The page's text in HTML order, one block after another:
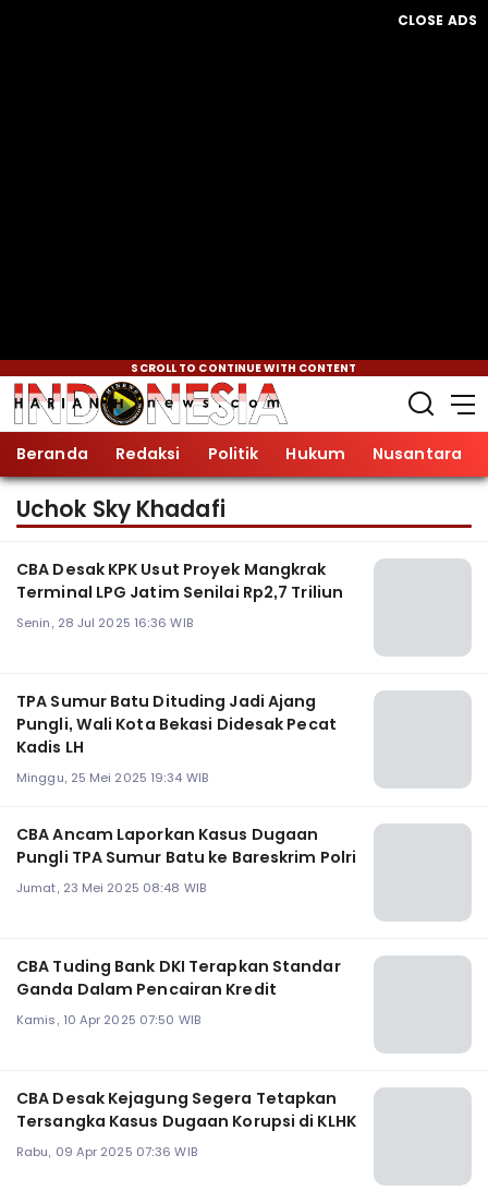
CLOSE ADS
SCROLL TO CONTINUE WITH CONTENT
Beranda Redaksi Politik Hukum Nusantara
Uchok Sky Khadafi
CBA Desak KPK Usut Proyek Mangkrak
Terminal LPG Jatim Senilai Rp2,7 Triliun
Senin, 28 Jul 2025 16:36 WIB
TPA Sumur Batu Dituding Jadi Ajang
Pungli, Wali Kota Bekasi Didesak Pecat
Kadis LH
Minggu, 25 Mei 2025 19:34 WIB
CBA Ancam Laporkan Kasus Dugaan
Pungli TPA Sumur Batu ke Bareskrim Polri
Jumat, 23 Mei 2025 08:48 WIB
CBA Tuding Bank DKI Terapkan Standar
Ganda Dalam Pencairan Kredit
Kamis, 10 Apr 2025 07:50 WIB
CBA Desak Kejagung Segera Tetapkan
Tersangka Kasus Dugaan Korupsi di KLHK
Rabu, 09 Apr 2025 07:36 WIB